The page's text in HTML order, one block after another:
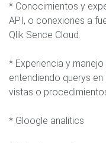
* Conocimientos y
API, o conexiones a
Qlik Sence Cloud.
* Experiencia y manejo
entendiendo querys
vistas o
* Gloogle analitics